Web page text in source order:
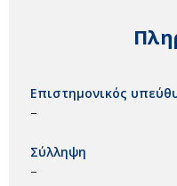
Επιστημονικός
–
Σύλληψη
–